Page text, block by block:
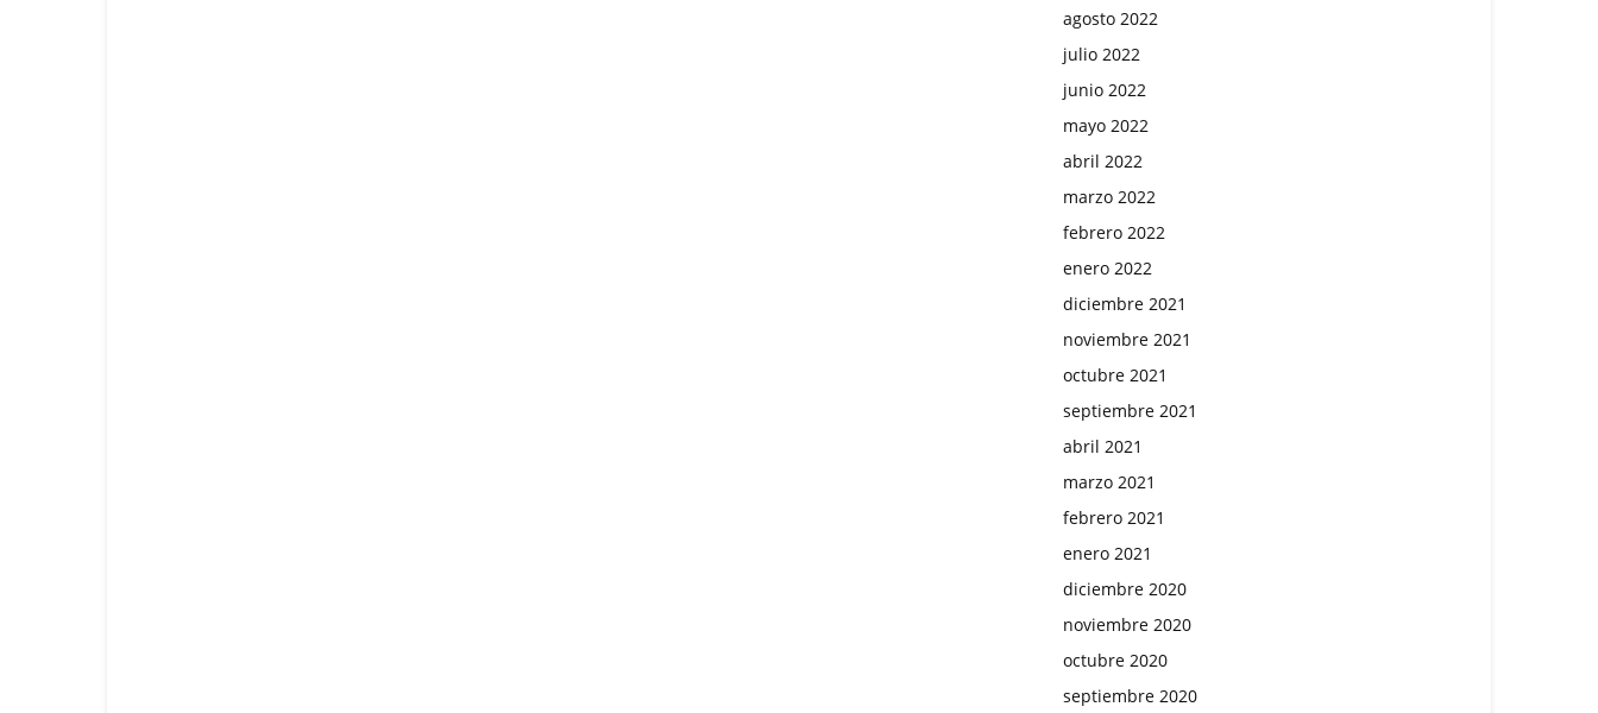
agosto 2022
julio 2022
junio 2022
mayo 2022
abril 2022
marzo 2022
febrero 2022
enero 2022
diciembre 2021
noviembre 2021
octubre 2021
septiembre 2021
abril 2021
marzo 2021
febrero 2021
enero 2021
diciembre 2020
noviembre 2020
octubre 2020
septiembre 2020